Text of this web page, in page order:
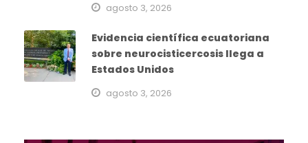
agosto 3, 2026
Evidencia científica ecuatoriana
sobre neurocisticercosis llega a
Estados Unidos
agosto 3, 2026